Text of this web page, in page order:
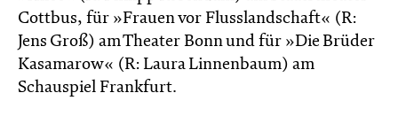
Cottbus, für »Frauen vor Flusslandschaft« (R:
Jens Groß) am Theater Bonn und für »Die Brüder
Kasamarow« (R: Laura Linnenbaum) am
Schauspiel Frankfurt.